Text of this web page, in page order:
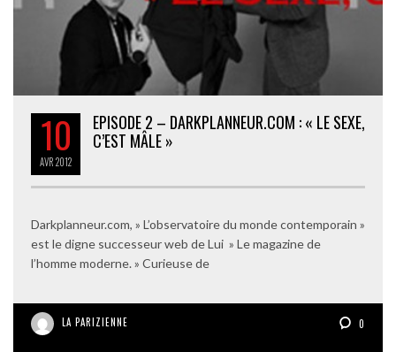
10
AVR2012
EPISODE 2 – DARKPLANNEUR.COM : « LE SEXE,
C’EST MÂLE »
Darkplanneur.com, » L’observatoire du monde contemporain »
est le digne successeur web de Lui » Le magazine de
l’homme moderne. » Curieuse de
LA PARIZIENNE 0